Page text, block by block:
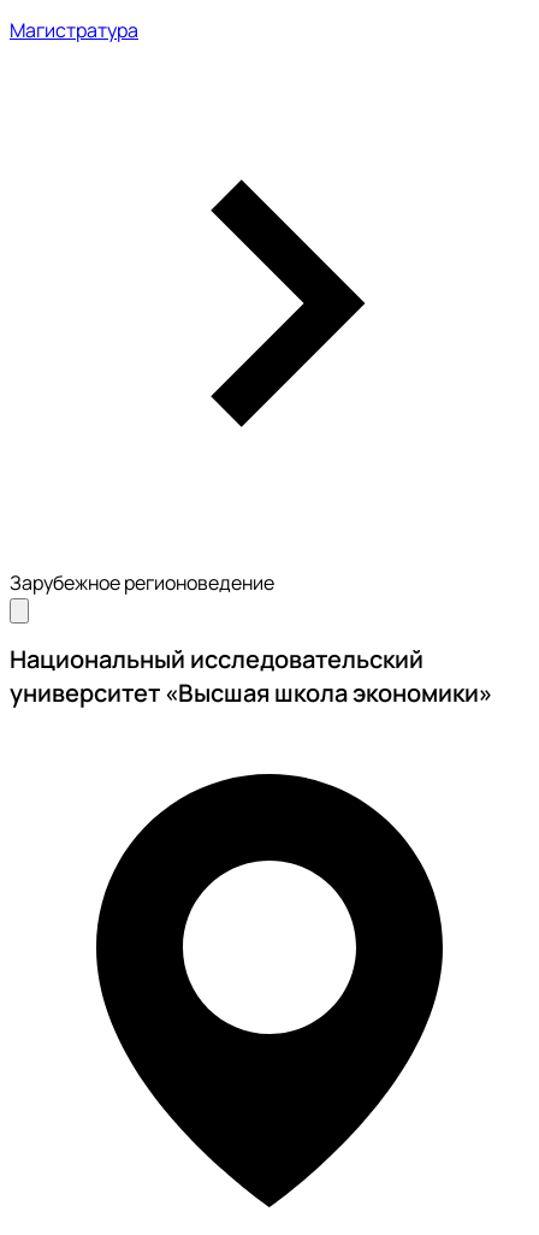
Магистратура
Зарубежное регионоведение
Национальный исследовательский
университет «Высшая школа экономики»